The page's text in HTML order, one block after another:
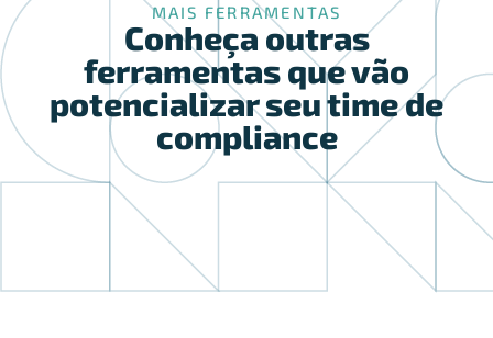
MAIS FERRAMENTAS
Conheça outras
ferramentas que vão
potencializar seu time de
compliance